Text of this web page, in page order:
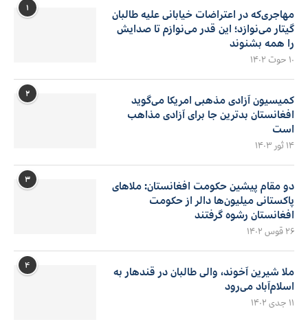
۱
مهاجری‌که در اعتراضات خیابانی علیه طالبان
گیتار می‌نوازد؛ این قدر می‌نوازم تا صدایش
را همه بشنوند
۱۰ حوت ۱۴۰۲
۲
کمیسیون آزادی مذهبی امریکا می‌گوید
افغانستان بدترین جا برای آزادی مذاهب
است
۱۴ ثور ۱۴۰۳
۳
دو مقام پیشین حکومت افغانستان: ملاهای
پاکستانی میلیون‌ها دالر از حکومت
افغانستان رشوه گرفتند
۲۶ قوس ۱۴۰۲
۴
ملا شیرین آخوند، والی طالبان در قندهار به
اسلام‌آباد می‌رود
۱۱ جدی ۱۴۰۲